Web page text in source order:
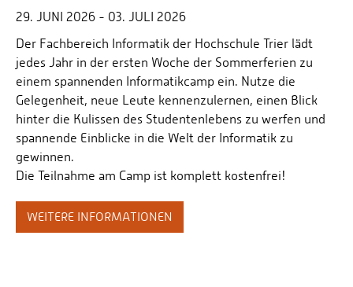
29. JUNI 2026 - 03. JULI 2026
Der Fachbereich Informatik der Hochschule Trier lädt
jedes Jahr in der ersten Woche der Sommerferien zu
einem spannenden Informatikcamp ein. Nutze die
Gelegenheit, neue Leute kennenzulernen, einen Blick
hinter die Kulissen des Studentenlebens zu werfen und
spannende Einblicke in die Welt der Informatik zu
gewinnen.
Die Teilnahme am Camp ist komplett kostenfrei!
WEITERE INFORMATIONEN